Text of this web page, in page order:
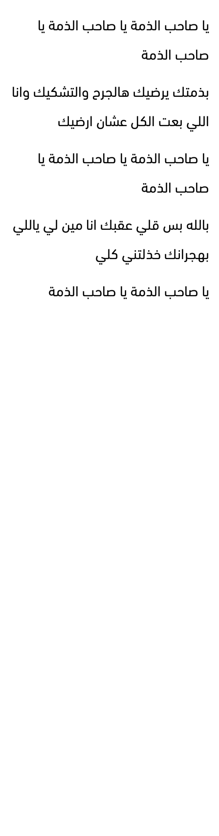
يا صاحب الذمة يا صاحب الذمة يا
صاحب الذمة
بذمتك يرضيك هالجرح والتشكيك وانا
اللي بعت الكل عشان ارضيك
يا صاحب الذمة يا صاحب الذمة يا
صاحب الذمة
بالله بس قلي عقبك انا مين لي ياللي
بهجرانك خذلتني كلي
يا صاحب الذمة يا صاحب الذمة